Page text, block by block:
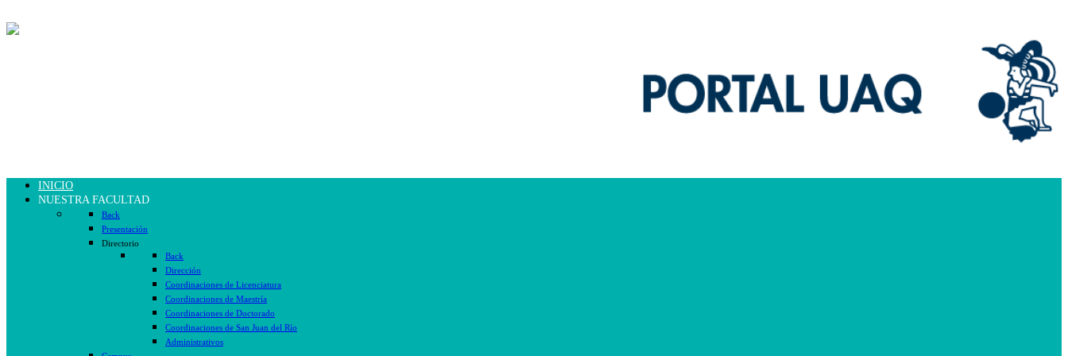
INICIO
NUESTRA FACULTAD
Back
Presentación
Directorio
Back
Dirección
Coordinaciones de Licenciatura
Coordinaciones de Maestría
Coordinaciones de Doctorado
Coordinaciones de San Juan del Río
Administrativos